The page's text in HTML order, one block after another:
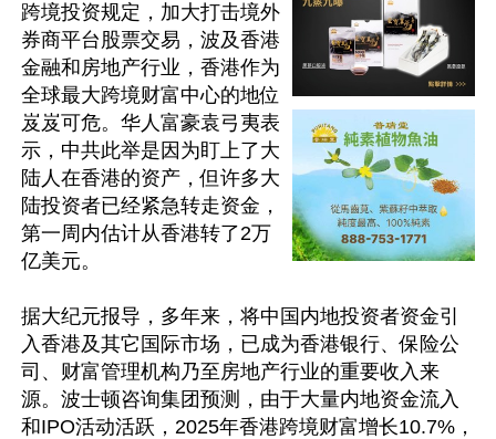
跨境投资规定，加大打击境外
券商平台股票交易，波及香港
金融和房地产行业，香港作为
全球最大跨境财富中心的地位
岌岌可危。华人富豪袁弓夷表
示，中共此举是因为盯上了大
陆人在香港的资产，但许多大
陆投资者已经紧急转走资金，
第一周内估计从香港转了2万
亿美元。
据大纪元报导，多年来，将中国内地投资者资金引
入香港及其它国际市场，已成为香港银行、保险公
司、财富管理机构乃至房地产行业的重要收入来
源。波士顿咨询集团预测，由于大量内地资金流入
和IPO活动活跃，2025年香港跨境财富增长10.7%，